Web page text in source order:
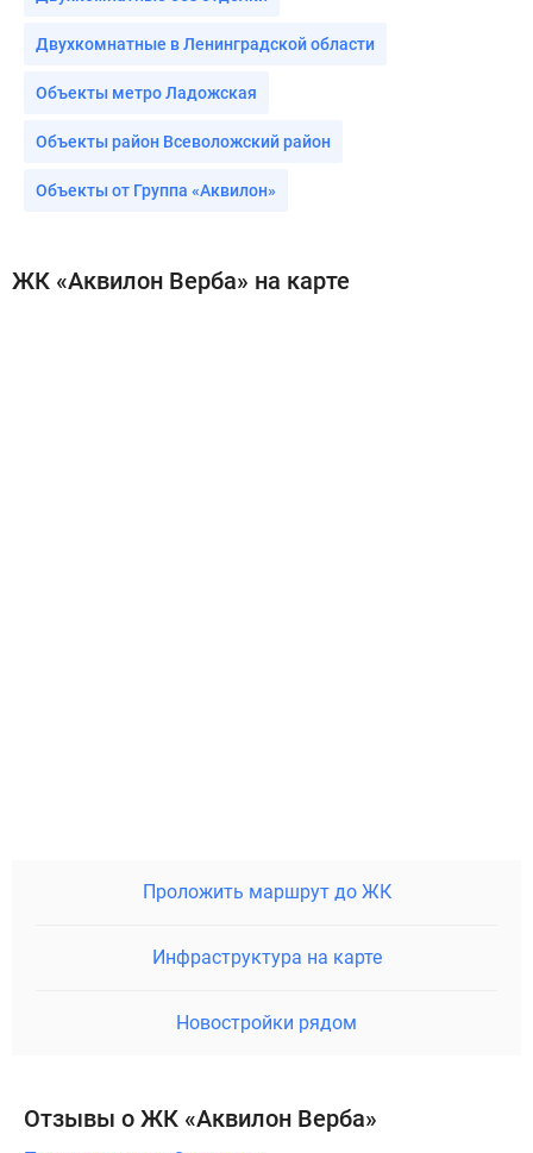
Двухкомнатные в Ленинградской области
Объекты метро Ладожская
Объекты район Всеволожский район
Объекты от Группа «Аквилон»
ЖК «Аквилон Верба» на карте
Проложить маршрут до ЖК
Инфраструктура на карте
Новостройки рядом
Отзывы о ЖК «Аквилон Верба»